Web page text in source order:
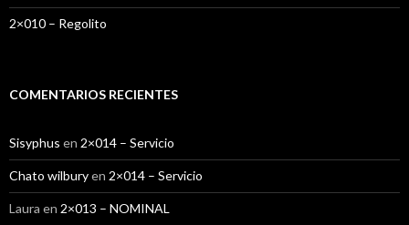
2×010 – Regolito
COMENTARIOS RECIENTES
Sisyphus en 2×014 – Servicio
Chato wilburyen 2×014 – Servicio
Laura en 2×013 – NOMINAL